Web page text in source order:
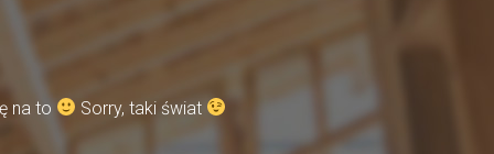
na to
Sorry, taki świat